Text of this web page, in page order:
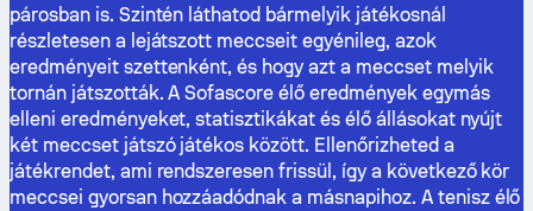
párosban is. Szintén láthatod bármelyik játékosnál
részletesen a lejátszott meccseit egyénileg, azok
eredményeit szettenként, és hogy azt a meccset melyik
tornán játszották. A Sofascore élő eredmények egymás
elleni eredményeket, statisztikákat és élő állásokat nyújt
két meccset játszó játékos között. Ellenőrizheted a
játékrendet, ami rendszeresen frissül, így a következő kör
meccsei gyorsan hozzáadódnak a másnapihoz. A tenisz élő